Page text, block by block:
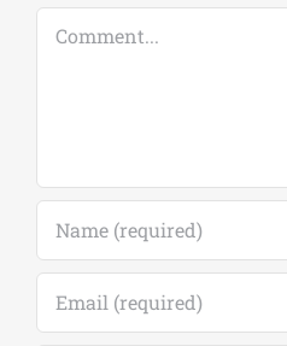
Leave A Comment